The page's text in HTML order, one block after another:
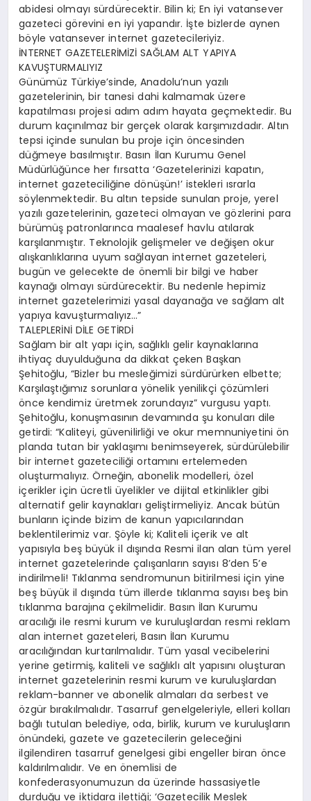
abidesi olmayı sürdürecektir. Bilin ki; En iyi vatansever
gazeteci görevini en iyi yapandır. İşte bizlerde aynen
böyle vatansever internet gazetecileriyiz.
İNTERNET GAZETELERİMİZİ SAĞLAM ALT YAPIYA
KAVUŞTURMALIYIZ
Günümüz Türkiye’sinde, Anadolu’nun yazılı
gazetelerinin, bir tanesi dahi kalmamak üzere
kapatılması projesi adım adım hayata geçmektedir. Bu
durum kaçınılmaz bir gerçek olarak karşımızdadır. Altın
tepsi içinde sunulan bu proje için öncesinden
düğmeye basılmıştır. Basın İlan Kurumu Genel
Müdürlüğünce her fırsatta ‘Gazetelerinizi kapatın,
internet gazeteciliğine dönüşün!’ istekleri ısrarla
söylenmektedir. Bu altın tepside sunulan proje, yerel
yazılı gazetelerinin, gazeteci olmayan ve gözlerini para
bürümüş patronlarınca maalesef havlu atılarak
karşılanmıştır. Teknolojik gelişmeler ve değişen okur
alışkanlıklarına uyum sağlayan internet gazeteleri,
bugün ve gelecekte de önemli bir bilgi ve haber
kaynağı olmayı sürdürecektir. Bu nedenle hepimiz
internet gazetelerimizi yasal dayanağa ve sağlam alt
yapıya kavuşturmalıyız…”
TALEPLERİNİ DİLE GETİRDİ
Sağlam bir alt yapı için, sağlıklı gelir kaynaklarına
ihtiyaç duyulduğuna da dikkat çeken Başkan
Şehitoğlu, “Bizler bu mesleğimizi sürdürürken elbette;
Karşılaştığımız sorunlara yönelik yenilikçi çözümleri
önce kendimiz üretmek zorundayız” vurgusu yaptı.
Şehitoğlu, konuşmasının devamında şu konuları dile
getirdi: “Kaliteyi, güvenilirliği ve okur memnuniyetini ön
planda tutan bir yaklaşımı benimseyerek, sürdürülebilir
bir internet gazeteciliği ortamını ertelemeden
oluşturmalıyız. Örneğin, abonelik modelleri, özel
içerikler için ücretli üyelikler ve dijital etkinlikler gibi
alternatif gelir kaynakları geliştirmeliyiz. Ancak bütün
bunların içinde bizim de kanun yapıcılarından
beklentilerimiz var. Şöyle ki; Kaliteli içerik ve alt
yapısıyla beş büyük il dışında Resmi ilan alan tüm yerel
internet gazetelerinde çalışanların sayısı 8’den 5’e
indirilmeli! Tıklanma sendromunun bitirilmesi için yine
beş büyük il dışında tüm illerde tıklanma sayısı beş bin
tıklanma barajına çekilmelidir. Basın İlan Kurumu
aracılığı ile resmi kurum ve kuruluşlardan resmi reklam
alan internet gazeteleri, Basın İlan Kurumu
aracılığından kurtarılmalıdır. Tüm yasal vecibelerini
yerine getirmiş, kaliteli ve sağlıklı alt yapısını oluşturan
internet gazetelerinin resmi kurum ve kuruluşlardan
reklam-banner ve abonelik almaları da serbest ve
özgür bırakılmalıdır. Tasarruf genelgeleriyle, elleri kolları
bağlı tutulan belediye, oda, birlik, kurum ve kuruluşların
önündeki, gazete ve gazetecilerin geleceğini
ilgilendiren tasarruf genelgesi gibi engeller biran önce
kaldırılmalıdır. Ve en önemlisi de
konfederasyonumuzun da üzerinde hassasiyetle
durduğu ve iktidara ilettiği; ‘Gazetecilik Meslek